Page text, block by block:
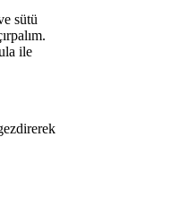
sütü
ile